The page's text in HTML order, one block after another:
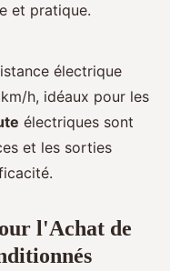
et pratique.
électrique
h, idéaux pour les
électriques sont
et les sorties
l'Achat de